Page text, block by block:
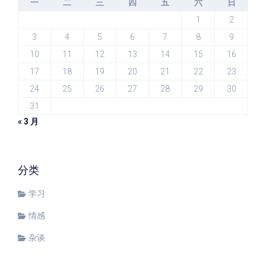
一
二 三 四 五 六
日
1
2
3
4 5 6 7 8
9
10
11 12 13 14 15
16
17
18 19 20 21 22
23
24
25 26 27 28 29
30
31
« 3 月
分类
学习
情感
杂谈